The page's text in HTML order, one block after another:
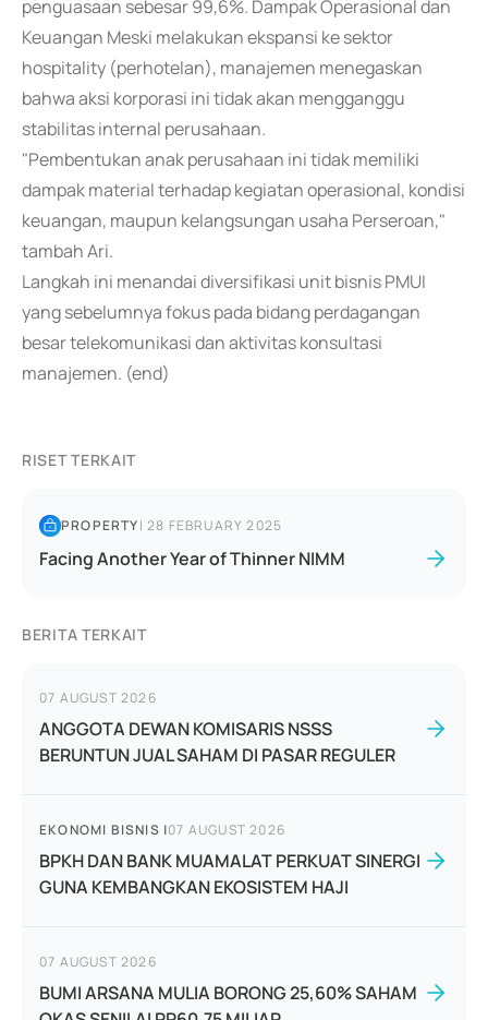
penguasaan sebesar 99,6%. Dampak Operasional dan
Keuangan Meski melakukan ekspansi ke sektor
hospitality (perhotelan), manajemen menegaskan
bahwa aksi korporasi ini tidak akan mengganggu
stabilitas internal perusahaan.
"Pembentukan anak perusahaan ini tidak memiliki
dampak material terhadap kegiatan operasional, kondisi
keuangan, maupun kelangsungan usaha Perseroan,"
tambah Ari.
Langkah ini menandai diversifikasi unit bisnis PMUI
yang sebelumnya fokus pada bidang perdagangan
besar telekomunikasi dan aktivitas konsultasi
manajemen. (end)
RISET TERKAIT
PROPERTY|28 FEBRUARY 2025
Facing Another Year of Thinner NIMM
BERITA TERKAIT
07 AUGUST 2026
ANGGOTA DEWAN KOMISARIS NSSS
BERUNTUN JUAL SAHAM DI PASAR REGULER
EKONOMI BISNIS |07 AUGUST 2026
BPKH DAN BANK MUAMALAT PERKUAT SINERGI
GUNA KEMBANGKAN EKOSISTEM HAJI
07 AUGUST 2026
BUMI ARSANA MULIA BORONG 25,60% SAHAM